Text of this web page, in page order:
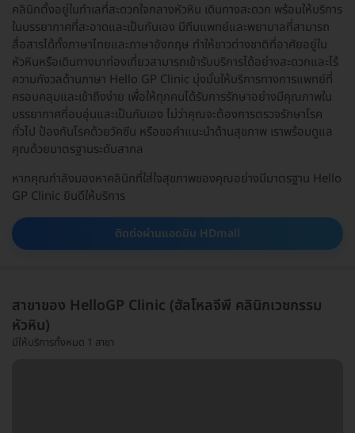
คลินิกตั้งอยู่ในทำเลที่สะดวกใจกลางหัวหิน เดินทางสะดวก พร้อมให้บริการ
ในบรรยากาศที่สะอาดและเป็นกันเอง มีทีมแพทย์และพยาบาลที่สามารถ
สื่อสารได้ทั้งภาษาไทยและภาษาอังกฤษ ทำให้ชาวต่างชาติที่อาศัยอยู่ใน
หัวหินหรือเดินทางมาท่องเที่ยวสามารถเข้ารับบริการได้อย่างสะดวกและไร้
ความกังวลด้านภาษา Hello GP Clinic มุ่งมั่นให้บริการทางการแพทย์ที่
ครอบคลุมและเข้าถึงง่าย เพื่อให้ทุกคนได้รับการรักษาอย่างมีคุณภาพใน
บรรยากาศที่อบอุ่นและเป็นกันเอง ไม่ว่าคุณจะต้องการตรวจรักษาโรค
ทั่วไป ป้องกันโรคด้วยวัคซีน หรือขอคำแนะนำด้านสุขภาพ เราพร้อมดูแล
คุณด้วยมาตรฐานระดับสากล
หากคุณกำลังมองหาคลินิกที่ใส่ใจสุขภาพของคุณอย่างมีมาตรฐาน Hello
GP Clinic ยินดีให้บริการ
ติดต่อผ่านแอดมิน HDmall
สาขาของ HelloGP Clinic (ฮัลโหลจีพี คลินิกเวชกรรม
หัวหิน)
มีให้บริการทั้งหมด 1 สาขา